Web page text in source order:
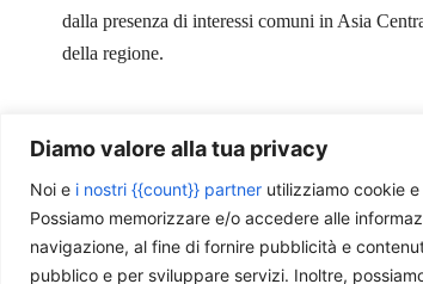
Diamo valore alla tua privacy
Noi e i nostri {{count}} partner utilizziamo cookie
Possiamo memorizzare e/o accedere alle
navigazione, al fine di fornire pubblicità e
pubblico e per sviluppare servizi. Inoltre,
dalla presenza di interessi comuni in Asia
della regione.
Photo byXNHZ_681008 is licensed under CC